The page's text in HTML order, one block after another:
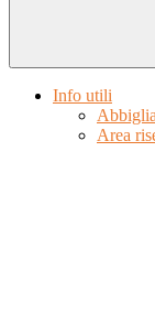
Info utili
Area